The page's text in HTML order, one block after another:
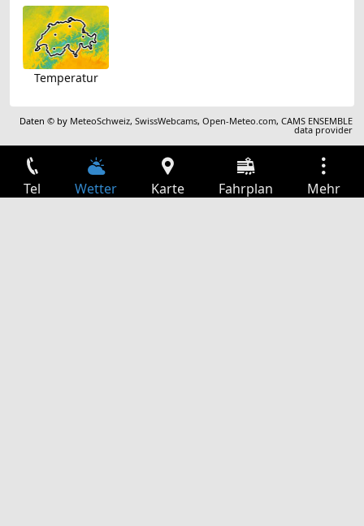
Temperatur
Daten © by MeteoSchweiz,SwissWebcams,Open-Meteo.com,CAMS ENSEMBLE
data provider
Tel Wetter Karte Fahrplan Mehr